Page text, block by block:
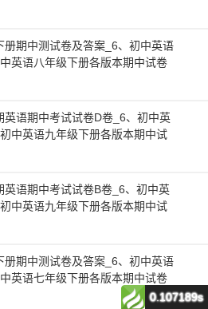
册期中测试卷及答案_6、初中英语
英语八年级下册各版本期中试卷
英语期中考试试卷D卷_6、初中英
中英语九年级下册各版本期中试
英语期中考试试卷B卷_6、初中英
中英语九年级下册各版本期中试
册期中测试卷及答案_6、初中英语
英语七年级下册各版本期中试卷
0.107189s